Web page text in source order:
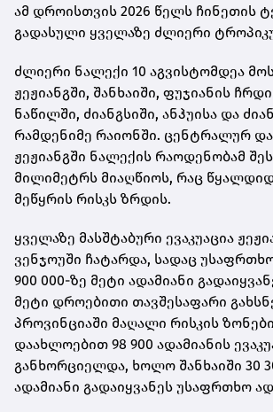
ამ დროისთვის 2026 წელს ჩინეთის
გადასული ყველაზე ძლიერი
ძლიერი ნალექი 10 აგვისტომდეა
ჟეჟიანგში, შანხაიში, ფუჯიანის
ნაწილში, ძიანგსიში, ანჰუისა და
რამდენიმე რაიონში. ცენტრალურ
ჟეჟიანგში ნალექის რაოდენობამ
მილიმეტრს მიაღწიოს, რაც
მეწყრის რისკს ზრდის.
ყველაზე მასშტაბური ევაკუაცია
ვენჯოუში ჩატარდა, სადაც
900 000-ზე მეტი ადამიანი
მეტი დროებითი თავშესაფარი
პროვინციაში მაღალი რისკის
დაახლოებით 98 900 ადამიანის
განხორციელდა, ხოლო შანხაიში 30
ადამიანი გადაიყვანეს უსაფრთხო